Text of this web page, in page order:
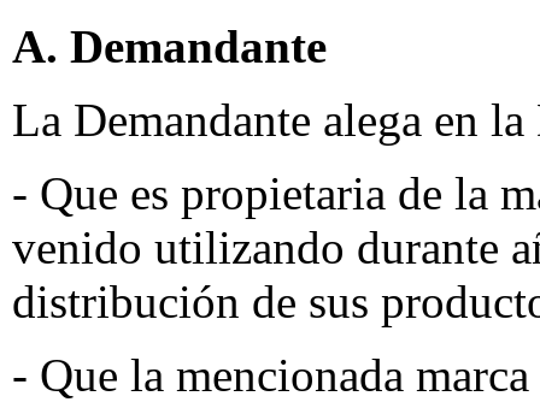
A. Demandante
La Demandante alega en la
- Que es propietaria de la
venido utilizando durante
distribución de sus
- Que la mencionada